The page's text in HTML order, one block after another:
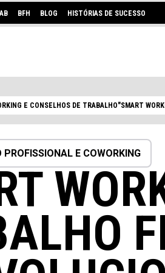
BFH BLOG HISTÓRIAS DE SUCESSO
E CONSELHOS DE TRABALHO"SMART
E COWORKING
UM ESPAÇO DE